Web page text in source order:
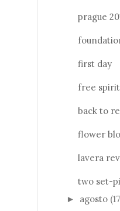
prague
first day
free spirit
back to
flower
lavera
two set-
► agosto